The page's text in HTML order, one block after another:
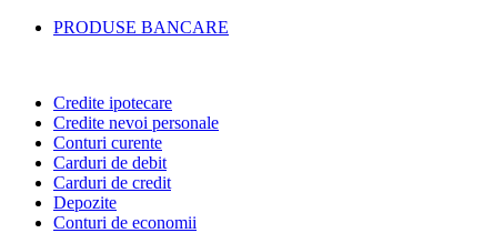
PRODUSE BANCARE
Credite ipotecare
Credite nevoi personale
Conturi curente
Carduri de debit
Carduri de credit
Depozite
Conturi de economii